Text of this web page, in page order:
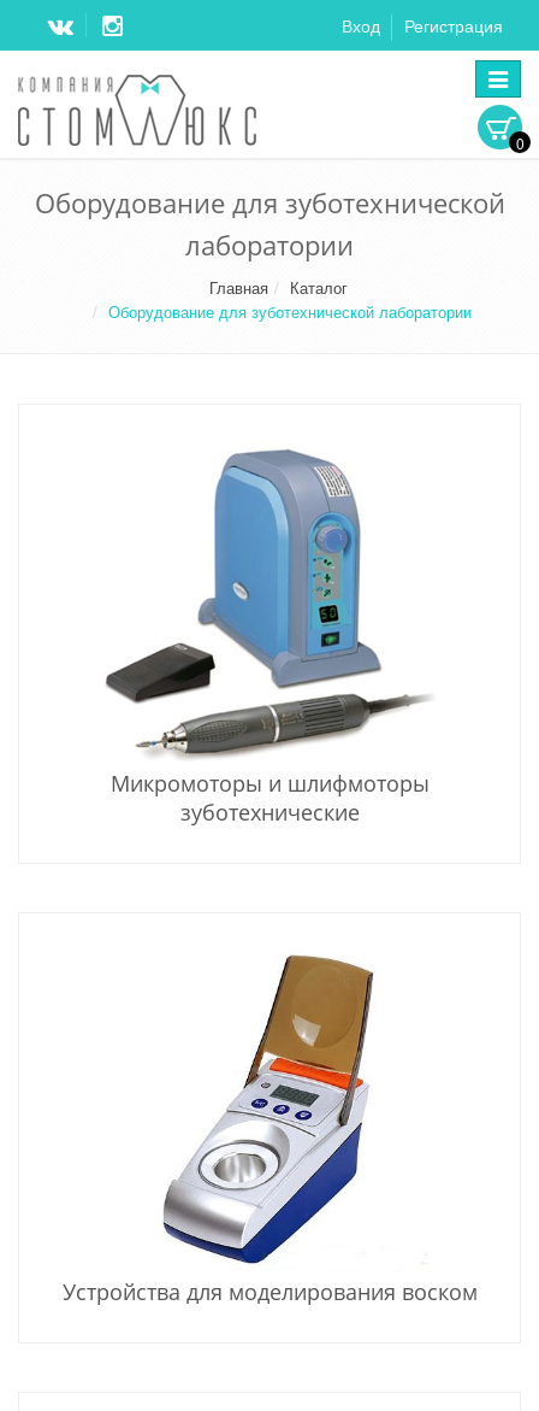
Вход Регистрация
0
Оборудование для зуботехнической
лаборатории
Главная
Каталог
Оборудование для зуботехнической лаборатории
Микромоторы и шлифмоторы
зуботехнические
Устройства для моделирования воском